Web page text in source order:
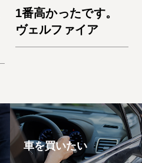
1番高かったです。
ヴェルファイア
車を買いたい